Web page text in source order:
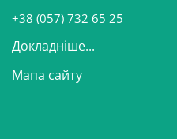
+38 (057) 732 65 25
Докладніше...
Мапа сайту